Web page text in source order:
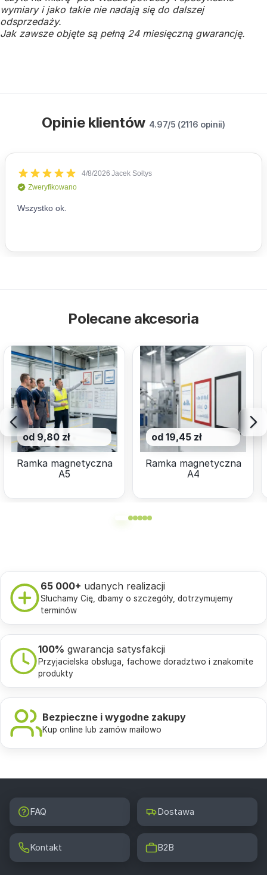
wymiary i jako takie nie nadają się do dalszej
odsprzedaży.
Jak zawsze objęte są pełną 24 miesięczną gwarancję.
Opinie klientów 4.97/5 (2116 opinii)
Polecane akcesoria
od 9,80 zł
Ramka magnetyczna
A5
od 19,45 zł
Ramka magnetyczna
A4
65 000+ udanych realizacji
Słuchamy Cię, dbamy o szczegóły, dotrzymujemy
terminów
100% gwarancja satysfakcji
Przyjacielska obsługa, fachowe doradztwo i znakomite
produkty
Bezpieczne i wygodne zakupy
Kup online lub zamów mailowo
FAQ Dostawa
Kontakt B2B